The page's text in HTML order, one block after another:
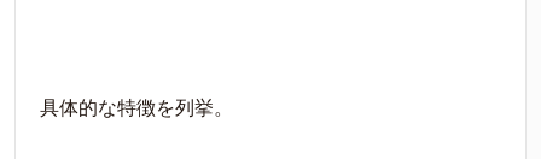
具体的な特徴を列挙。